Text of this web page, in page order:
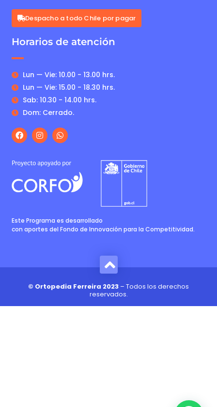
Despacho a todo Chile por pagar
Horarios de atención
Lun — Vie: 10.00 - 13.00 hrs.
Lun — Vie: 15.00 - 18.30 hrs.
Sab: 10.30 - 14.00 hrs.
Dom: Cerrado.
Este Programa es desarrollado
con aportes del Fondo de Innovación para la Competitividad.
© Ortopedia Ferreira 2023 – Todos los derechos
reservados.